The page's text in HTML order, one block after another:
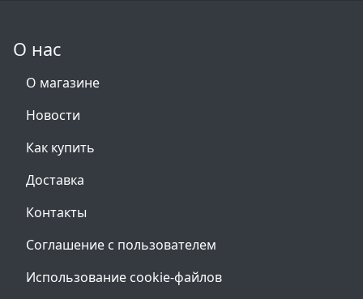
О нас
О магазине
Новости
Как купить
Доставка
Контакты
Соглашение с пользователем
Использование cookie-файлов